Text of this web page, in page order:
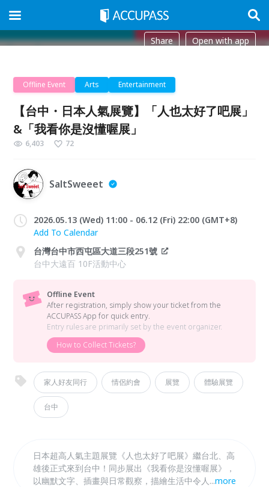
Share Open with app
Offline Event Arts Entertainment
【台中・日本人氣展覽】「人也太好了吧展」
&「我看你是沒懂喔展」
6,403 72
SaltSweeet
2026.05.13 (Wed) 11:00 - 06.12 (Fri) 22:00 (GMT+8)
Add To Calendar
台灣台中市西屯區大道三段251號
台中大遠百 10F活動中心
Offline Event
After registration, simply show your ticket from the
ACCUPASS App for quick entry.
Entry rules are primarily set by the event organizer.
How to Collect Tickets?
家人好友同行 情侶約會 展覽 體驗展覽
台中
日本超高人氣主題展覽《人也太好了吧展》繼台北、高
雄後正式來到台中！同步展出《我看你是沒懂喔展》，
以幽默文字、插畫與日常觀察，描繪生活中令人會心一
...more